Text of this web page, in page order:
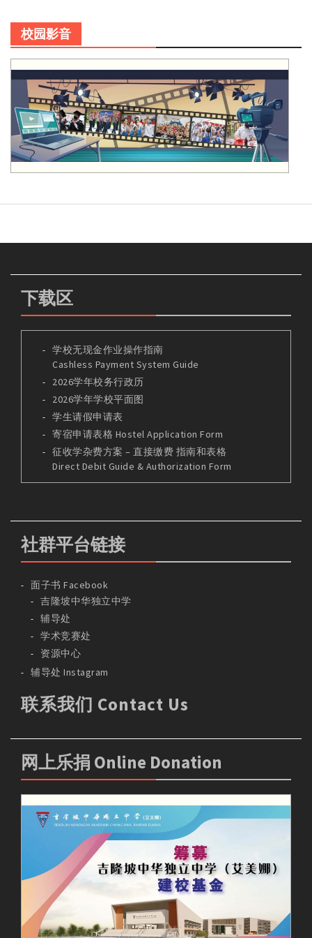
校园影音
下载区
学校无现金作业操作指南
Cashless Payment System Guide
2026学年校务行政历
2026学年学校平面图
学生请假申请表
寄宿申请表格 Hostel Application Form
征收学杂费方案 – 直接缴费 指南和表格
Direct Debit Guide & Authorization Form
社群平台链接
面子书 Facebook
吉隆坡中华独立中学
辅导处
学术竞赛处
资源中心
辅导处 Instagram
联系我们 Contact Us
网上乐捐 Online Donation